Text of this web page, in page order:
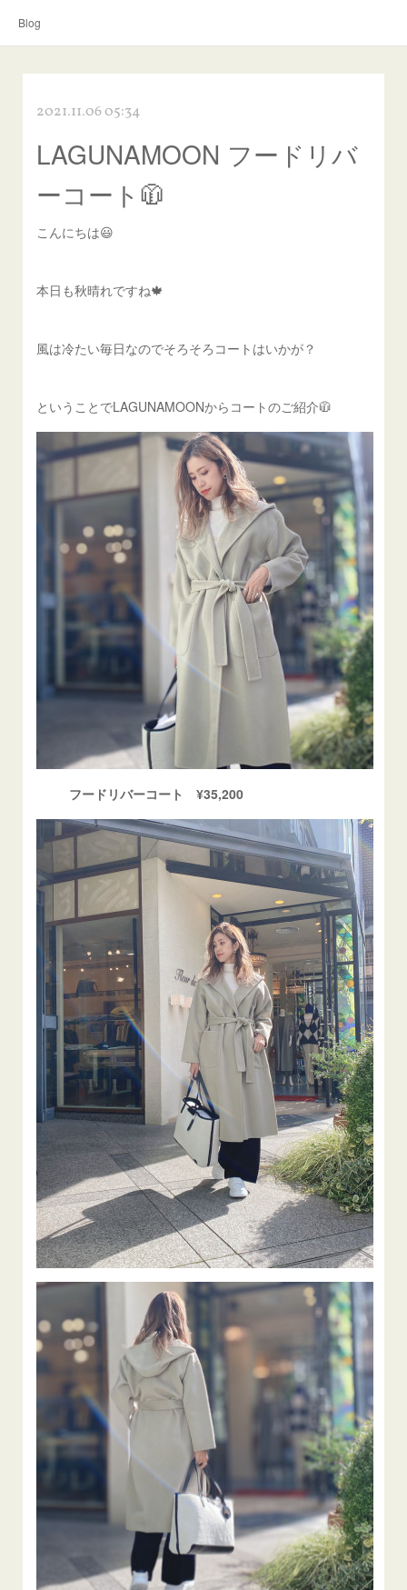
Blog
2021.11.06 05:34
LAGUNAMOON フードリバ
ーコート🧥
こんにちは😃
本日も秋晴れですね🍁
風は冷たい毎日なのでそろそろコートはいかが？
ということでLAGUNAMOONからコートのご紹介🧥
フードリバーコート ¥35,200